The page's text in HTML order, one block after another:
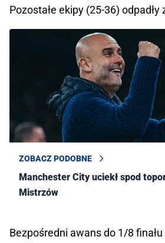
Pozostałe ekipy (25-36) odpadły
ZOBACZ PODOBNE
Manchester City uciekł spod
Mistrzów
Bezpośredni awans do 1/8